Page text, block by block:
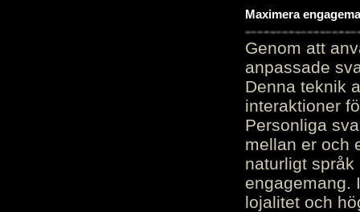
Maximera
Genom att
anpassade
Denna teknik
interaktioner
Personliga
mellan er och
naturligt
engagemang.
lojalitet och